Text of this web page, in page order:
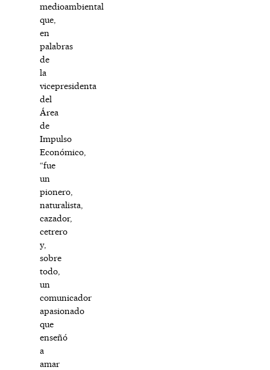
medioambiental
que,
en
palabras
de
la
vicepresidenta
del
Área
de
Impulso
Económico,
“fue
un
pionero,
naturalista,
cazador,
cetrero
y,
sobre
todo,
un
comunicador
apasionado
que
enseñó
a
amar